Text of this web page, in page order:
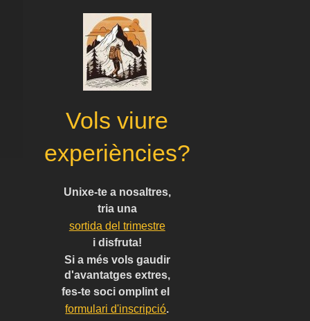
Vols viure
experiències?
Unixe-te a nosaltres,
tria una
sortida del trimestre
i disfruta!
Si a més vols gaudir
d'avantatges extres,
fes-te soci omplint el
formulari d'inscripció.